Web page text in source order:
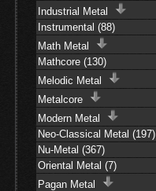
Industrial Metal
Instrumental (88)
Math Metal
Mathcore (130)
Melodic Metal
Metalcore
Modern Metal
Neo-Classical Metal (197)
Nu-Metal (367)
Oriental Metal (7)
Pagan Metal